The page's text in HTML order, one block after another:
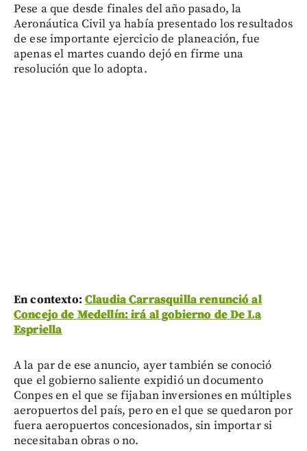
Pese a que desde finales del año pasado, la
Aeronáutica Civil ya había presentado los resultados
de ese importante ejercicio de planeación, fue
apenas el martes cuando dejó en firme una
resolución que lo adopta.
En contexto: Claudia Carrasquilla renunció al
Concejo de Medellín: irá al gobierno de De La
Espriella
A la par de ese anuncio, ayer también se conoció
que el gobierno saliente expidió un documento
Conpes en el que se fijaban inversiones en múltiples
aeropuertos del país, pero en el que se quedaron por
fuera aeropuertos concesionados, sin importar si
necesitaban obras o no.